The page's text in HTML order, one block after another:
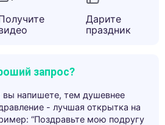
Дарите
праздник
запрос?
напишете, тем душевнее
- лучшая открытка на
“Поздравьте мою подругу